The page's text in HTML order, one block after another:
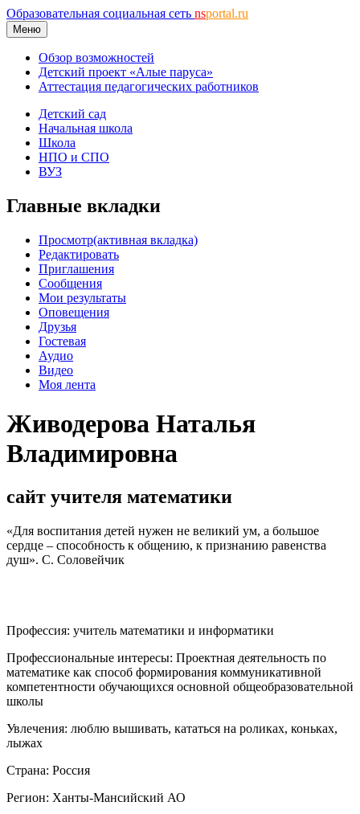
Образовательная социальная сеть nsportal.ru
Меню
Обзор возможностей
Детский проект «Алые паруса»
Аттестация педагогических работников
Детский сад
Начальная школа
Школа
НПО и СПО
ВУЗ
Главные вкладки
Просмотр(активная вкладка)
Редактировать
Приглашения
Сообщения
Мои результаты
Оповещения
Друзья
Гостевая
Аудио
Видео
Моя лента
Живодерова Наталья
Владимировна
сайт учителя математики
«Для воспитания детей нужен не великий ум, а большое
сердце – способность к общению, к признанию равенства
душ». С. Соловейчик
Профессия: учитель математики и информатики
Профессиональные интересы: Проектная деятельность по
математике как способ формирования коммуникативной
компетентности обучающихся основной общеобразовательной
школы
Увлечения: люблю вышивать, кататься на роликах, коньках,
лыжах
Страна: Россия
Регион: Ханты-Мансийский АО